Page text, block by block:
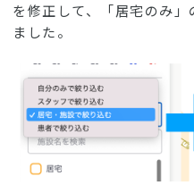
を修正して、「居宅のみ
ました。